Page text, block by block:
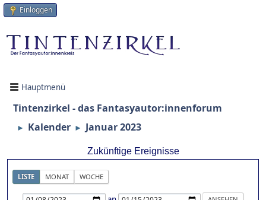
Einloggen
Hauptmenü
Tintenzirkel - das Fantasyautor:innenforum
► Kalender ► Januar 2023
Zukünftige Ereignisse
LISTE MONAT WOCHE